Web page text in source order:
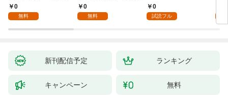
た僕の留守中に、一途
な彼女が汚されるまで
0
無料
話0
無料
0
試読フル
新刊配信予定 ランキング
キャンペーン 無料